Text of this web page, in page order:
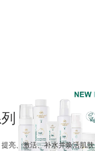
的肌肤策略
肌肤俱乐部
亮、激活、补水并焕活肌